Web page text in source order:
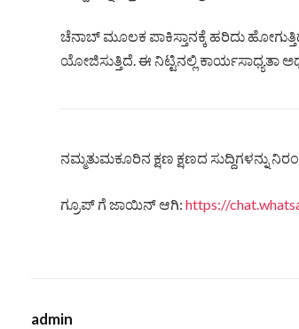
ಚೆನಾಬ್​ ಮೂಲಕ ಪಾಕಿಸ್ತಾನಕ್ಕೆ ಹರಿದು
ಯೋಜಿಸುತ್ತಿದೆ. ಈ ನಿಟ್ಟಿನಲ್ಲಿ ಕಾರ್ಯಸಾಧ್ಯತಾ
ನಮ್ಮತುಮಕೂರಿನ ಕ್ಷಣ ಕ್ಷಣದ ಸುದ್ದಿಗಳನ್ನು
ಗ್ರೂಪ್ ಗೆ ಜಾಯಿನ್ ಆಗಿ: https://
admin